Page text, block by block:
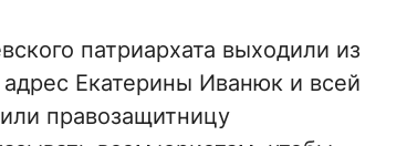
патриархата выходили из
Екатерины Иванюк и всей
правозащитницу